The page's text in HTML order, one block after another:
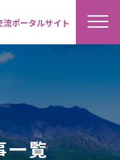
ポータルサイト
一覧